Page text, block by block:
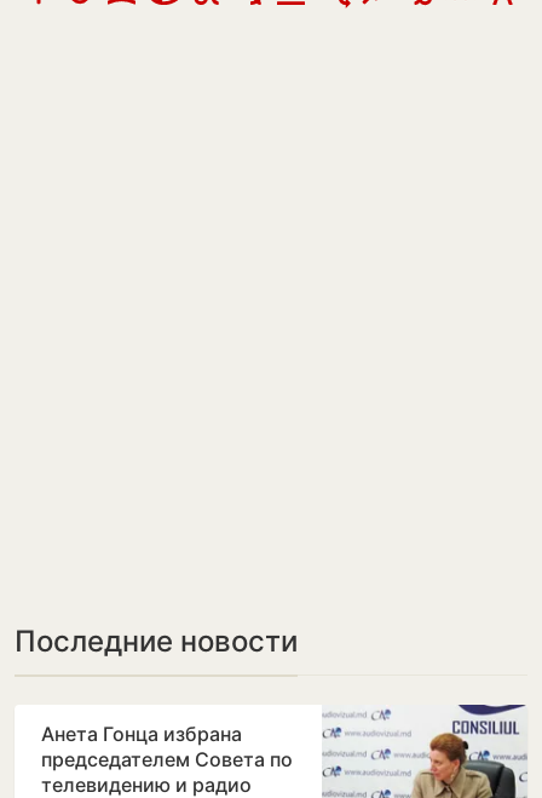
Последние новости
Анета Гонца избрана
председателем Совета по
телевидению и радио